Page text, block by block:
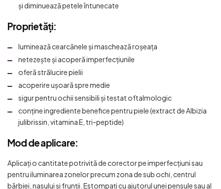
și diminuează petele întunecate
Proprietăți:
luminează cearcănele și maschează roșeața
netezește și acoperă imperfecțiunile
oferă strălucire pielii
acoperire ușoară spre medie
sigur pentru ochii sensibili și testat oftalmologic
conține ingrediente benefice pentru piele (extract de Albizia
julibrissin, vitamina E, tri-peptide)
Mod de aplicare:
Aplicați o cantitate potrivită de corector pe imperfecțiuni sau
pentru iluminarea zonelor precum zona de sub ochi, centrul
bărbiei, nasului și frunții. Estompați cu ajutorul unei pensule sau al